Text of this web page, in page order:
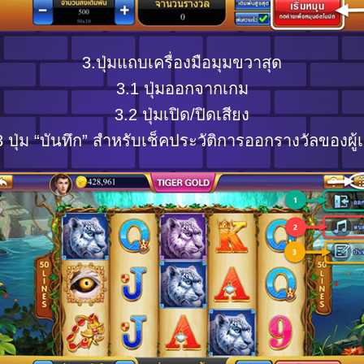
3.ปุ่มแถบเครื่องมือมุมขวาสุด
3.1 ปุ่มออกจากเกม
3.2 ปุ่มเปิด/ปิดเสียง
ปุ่ม “บันทึก” สำหรับเช็คประวัติการออกรางวัลของผู้